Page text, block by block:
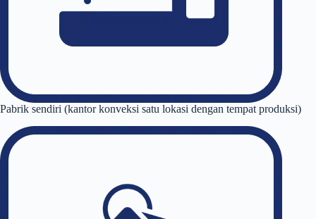
Pabrik sendiri (kantor konveksi satu lokasi dengan tempat produksi)